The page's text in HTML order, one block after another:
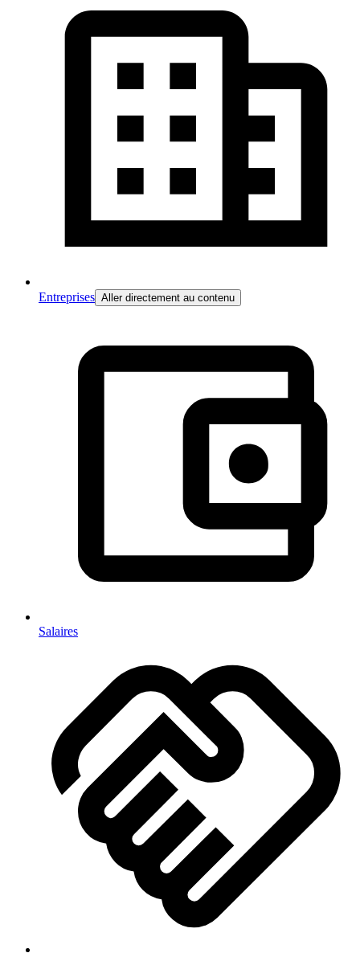
Entreprises Aller directement au contenu
Salaires